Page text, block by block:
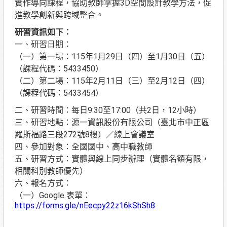
實作導向課程，協助教師掌握3D空間設計教學方法，促
進教學創新與跨域整合。
研習資訊如下：
一、研習日期：
（一）第一場：115年1月29日（四）至1月30日（五）
（課程代碼：5433450）
（二）第二場：115年2月11日（三）至2月12日（四）
（課程代碼：5433454）
二、研習時間：每日9:30至17:00（共2日，12小時）
三、研習地點：源一資訊股份有限公司（臺北市中正區
羅斯福路三段272號8樓）／線上會議室
四、參加對象：全國國中、高中職教師
五、研習方式：實體與線上同步辦理（實體名額有限，
相關科別教師優先）
六、報名方式：
（一）Google 表單：
https://forms.gle/nEecpy22z16kShSh8